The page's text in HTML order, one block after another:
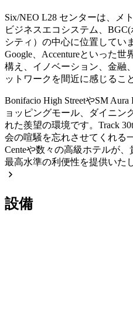
Six/NEO L28 センターは、メ
ビジネスエコシステム、
シティ）の中心に位置していま
Google、Accentureといった
構え、イノベーション、金融
ットワークを間近に感じるこ
Bonifacio High StreetやSM
ョッピングモール、ダイニン
れた羨望の環境です。Track
会の喧騒を忘れさせてくれる
Centeや数々の高級ホテルが
最高水準の利便性を提供いた
設備